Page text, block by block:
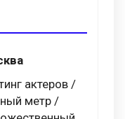
актеров /
метр /